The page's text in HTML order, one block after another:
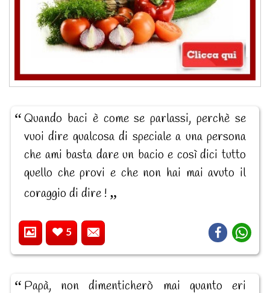
Quando baci è come se parlassi, perchè se
vuoi dire qualcosa di speciale a una persona
che ami basta dare un bacio e così dici tutto
quello che provi e che non hai mai avuto il
coraggio di dire !
5
Papà, non dimenticherò mai quanto eri